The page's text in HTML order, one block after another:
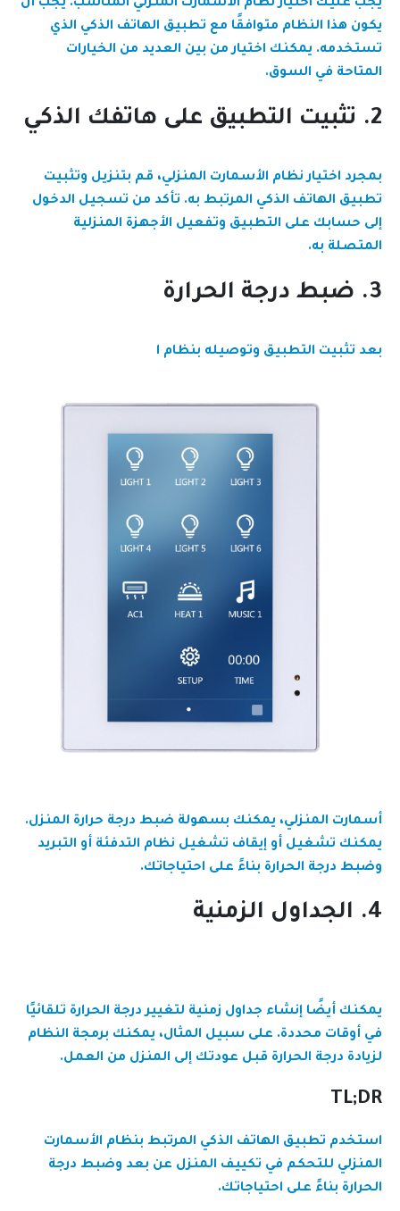
يجب عليك اختيار نظام الأسمارت المنزلي المناسب. يجب أن
يكون هذا النظام متوافقًا مع تطبيق الهاتف الذكي الذي
تستخدمه. يمكنك اختيار من بين العديد من الخيارات
المتاحة في السوق.
2. تثبيت التطبيق على هاتفك الذكي
بمجرد اختيار نظام الأسمارت المنزلي، قم بتنزيل وتثبيت
تطبيق الهاتف الذكي المرتبط به. تأكد من تسجيل الدخول
إلى حسابك على التطبيق وتفعيل الأجهزة المنزلية
المتصلة به.
3. ضبط درجة الحرارة
بعد تثبيت التطبيق وتوصيله بنظام ا
أسمارت المنزلي، يمكنك بسهولة ضبط درجة حرارة المنزل.
يمكنك تشغيل أو إيقاف تشغيل نظام التدفئة أو التبريد
وضبط درجة الحرارة بناءً على احتياجاتك.
4. الجداول الزمنية
يمكنك أيضًا إنشاء جداول زمنية لتغيير درجة الحرارة تلقائيًا
في أوقات محددة. على سبيل المثال، يمكنك برمجة النظام
لزيادة درجة الحرارة قبل عودتك إلى المنزل من العمل.
TL;DR
استخدم تطبيق الهاتف الذكي المرتبط بنظام الأسمارت
المنزلي للتحكم في تكييف المنزل عن بعد وضبط درجة
الحرارة بناءً على احتياجاتك.